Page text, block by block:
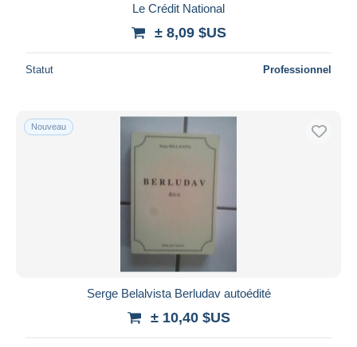
Le Crédit National
± 8,09 $US
Statut Professionnel
Nouveau
Serge Belalvista Berludav autoédité
± 10,40 $US